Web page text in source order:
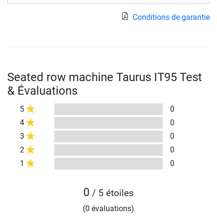
Conditions de garantie
Seated row machine Taurus IT95 Test
& Évaluations
5
0
4
0
3
0
2
0
1
0
0 / 5 étoiles
(0 évaluations)